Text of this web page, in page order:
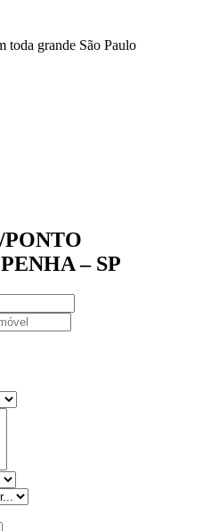
toda grande São Paulo
– SP